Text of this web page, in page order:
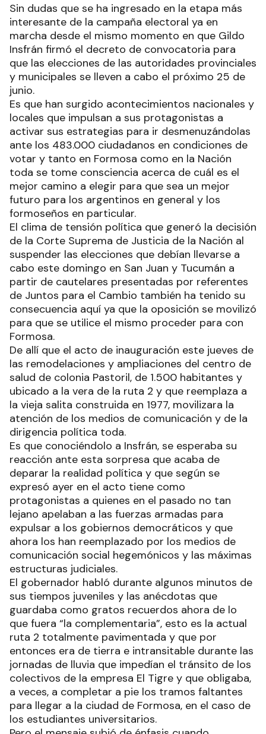
Sin dudas que se ha ingresado en la etapa más
interesante de la campaña electoral ya en
marcha desde el mismo momento en que Gildo
Insfrán firmó el decreto de convocatoria para
que las elecciones de las autoridades provinciales
y municipales se lleven a cabo el próximo 25 de
junio.
Es que han surgido acontecimientos nacionales y
locales que impulsan a sus protagonistas a
activar sus estrategias para ir desmenuzándolas
ante los 483.000 ciudadanos en condiciones de
votar y tanto en Formosa como en la Nación
toda se tome consciencia acerca de cuál es el
mejor camino a elegir para que sea un mejor
futuro para los argentinos en general y los
formoseños en particular.
El clima de tensión política que generó la decisión
de la Corte Suprema de Justicia de la Nación al
suspender las elecciones que debían llevarse a
cabo este domingo en San Juan y Tucumán a
partir de cautelares presentadas por referentes
de Juntos para el Cambio también ha tenido su
consecuencia aquí ya que la oposición se movilizó
para que se utilice el mismo proceder para con
Formosa.
De allí que el acto de inauguración este jueves de
las remodelaciones y ampliaciones del centro de
salud de colonia Pastoril, de 1.500 habitantes y
ubicado a la vera de la ruta 2 y que reemplaza a
la vieja salita construida en 1977, movilizara la
atención de los medios de comunicación y de la
dirigencia política toda.
Es que conociéndolo a Insfrán, se esperaba su
reacción ante esta sorpresa que acaba de
deparar la realidad política y que según se
expresó ayer en el acto tiene como
protagonistas a quienes en el pasado no tan
lejano apelaban a las fuerzas armadas para
expulsar a los gobiernos democráticos y que
ahora los han reemplazado por los medios de
comunicación social hegemónicos y las máximas
estructuras judiciales.
El gobernador habló durante algunos minutos de
sus tiempos juveniles y las anécdotas que
guardaba como gratos recuerdos ahora de lo
que fuera “la complementaria”, esto es la actual
ruta 2 totalmente pavimentada y que por
entonces era de tierra e intransitable durante las
jornadas de lluvia que impedían el tránsito de los
colectivos de la empresa El Tigre y que obligaba,
a veces, a completar a pie los tramos faltantes
para llegar a la ciudad de Formosa, en el caso de
los estudiantes universitarios.